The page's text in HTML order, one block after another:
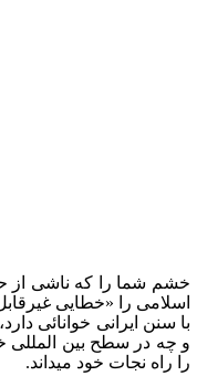
خشم شما را که ناشی از
اسلامی را «خطایی
با سنن ایرانی خوانائی
و چه در سطح بین المللی
را راه نجات خود میداند.